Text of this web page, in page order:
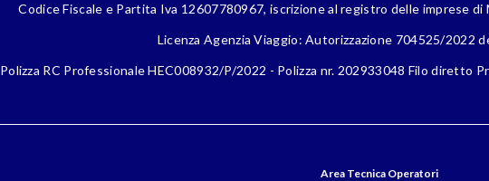
Codice Fiscale e Partita Iva 12607780967, iscrizione al registro delle imprese
Licenza Agenzia Viaggio: Autorizzazione 704525/2022
Polizza RC Professionale HEC008932/P/2022 - Polizza nr. 202933048 Filo diretto
Area Tecnica Operatori